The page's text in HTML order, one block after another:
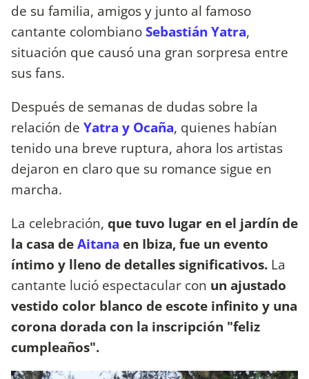
de su familia, amigos y junto al famoso
cantante colombianoSebastián Yatra,
situación que causó una gran sorpresa entre
sus fans.
Después de semanas de dudas sobre la
relación de Yatra y Ocaña, quienes habían
tenido una breve ruptura, ahora los artistas
dejaron en claro que su romance sigue en
marcha.
La celebración, que tuvo lugar en el jardín de
la casa deAitana en Ibiza, fue un evento
íntimo y lleno de detalles significativos. La
cantante lució espectacular con un ajustado
vestido color blanco de escote infinito y una
corona dorada con la inscripción "feliz
cumpleaños".